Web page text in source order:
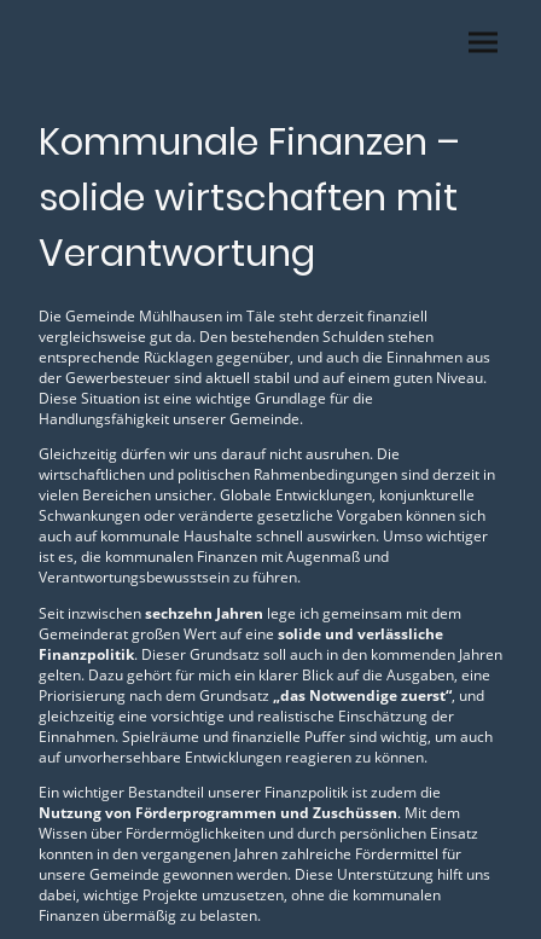
Kommunale Finanzen –
solide wirtschaften mit
Verantwortung
Die Gemeinde Mühlhausen im Täle steht derzeit finanziell
vergleichsweise gut da. Den bestehenden Schulden stehen
entsprechende Rücklagen gegenüber, und auch die Einnahmen aus
der Gewerbesteuer sind aktuell stabil und auf einem guten Niveau.
Diese Situation ist eine wichtige Grundlage für die
Handlungsfähigkeit unserer Gemeinde.
Gleichzeitig dürfen wir uns darauf nicht ausruhen. Die
wirtschaftlichen und politischen Rahmenbedingungen sind derzeit in
vielen Bereichen unsicher. Globale Entwicklungen, konjunkturelle
Schwankungen oder veränderte gesetzliche Vorgaben können sich
auch auf kommunale Haushalte schnell auswirken. Umso wichtiger
ist es, die kommunalen Finanzen mit Augenmaß und
Verantwortungsbewusstsein zu führen.
Seit inzwischensechzehn Jahren lege ich gemeinsam mit dem
Gemeinderat großen Wert auf eine solide und verlässliche
Finanzpolitik. Dieser Grundsatz soll auch in den kommenden Jahren
gelten. Dazu gehört für mich ein klarer Blick auf die Ausgaben, eine
Priorisierung nach dem Grundsatz „das Notwendige zuerst“, und
gleichzeitig eine vorsichtige und realistische Einschätzung der
Einnahmen. Spielräume und finanzielle Puffer sind wichtig, um auch
auf unvorhersehbare Entwicklungen reagieren zu können.
Ein wichtiger Bestandteil unserer Finanzpolitik ist zudem die
Nutzung von Förderprogrammen und Zuschüssen. Mit dem
Wissen über Fördermöglichkeiten und durch persönlichen Einsatz
konnten in den vergangenen Jahren zahlreiche Fördermittel für
unsere Gemeinde gewonnen werden. Diese Unterstützung hilft uns
dabei, wichtige Projekte umzusetzen, ohne die kommunalen
Finanzen übermäßig zu belasten.